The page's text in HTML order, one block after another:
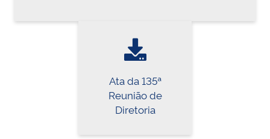
Ata da 135ª
Reunião de
Diretoria